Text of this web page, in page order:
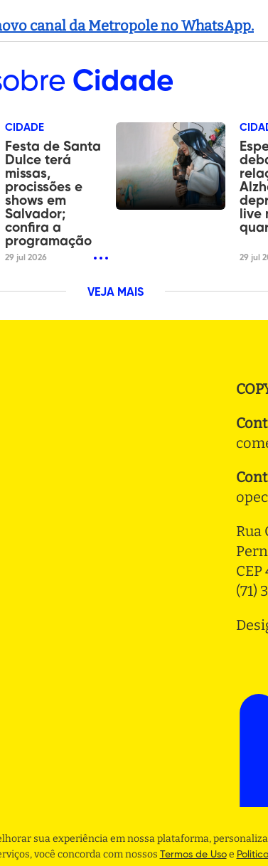
canal da Metropole no WhatsApp.
Cidade
CIDADE
Festa de Santa
Dulce terá
missas,
procissões e
shows em
Salvador;
confira a
programação
29 jul 2026
live
29 jul
VEJA MAIS
Rua
(71)
sua experiência em nossa plataforma,
você concorda com nossos Termos de Usoe